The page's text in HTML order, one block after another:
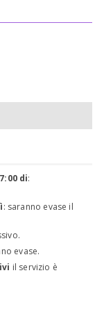
di:
: saranno evase il
evase.
il servizio è